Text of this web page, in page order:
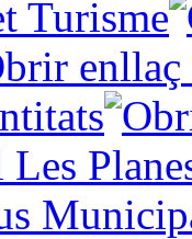
Turisme
Les